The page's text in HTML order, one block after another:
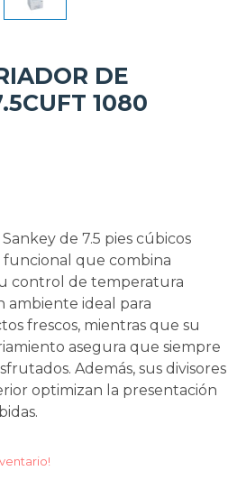
DE
1080
de 7.5 pies cúbicos
funcional que combina
control de temperatura
ambiente ideal para
frescos, mientras que su
asegura que siempre
Además, sus divisores
optimizan la presentación